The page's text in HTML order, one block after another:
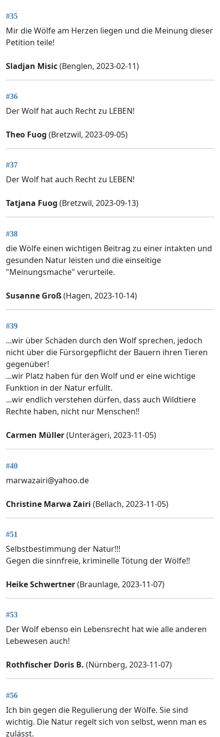
#35
Mir die Wölfe am Herzen liegen und die Meinung dieser
Petition teile!
Sladjan Misic(Benglen, 2023-02-11)
#36
Der Wolf hat auch Recht zu LEBEN!
Theo Fuog (Bretzwil, 2023-09-05)
#37
Der Wolf hat auch Recht zu LEBEN!
Tatjana Fuog (Bretzwil, 2023-09-13)
#38
die Wölfe einen wichtigen Beitrag zu einer intakten und
gesunden Natur leisten und die einseitige
"Meinungsmache" verurteile.
Susanne Groß(Hagen, 2023-10-14)
#39
...wir über Schäden durch den Wolf sprechen, jedoch
nicht über die Fürsorgepflicht der Bauern ihren Tieren
gegenüber!
...wir Platz haben für den Wolf und er eine wichtige
Funktion in der Natur erfüllt.
...wir endlich verstehen dürfen, dass auch Wildtiere
Rechte haben, nicht nur Menschen!!
Carmen Müller(Unterägeri, 2023-11-05)
#40
marwazairi@yahoo.de
Christine Marwa Zairi (Bellach, 2023-11-05)
#51
Selbstbestimmung der Natur!!!
Gegen die sinnfreie, kriminelle Tötung der Wölfe!!
Heike Schwertner(Braunlage, 2023-11-07)
#53
Der Wolf ebenso ein Lebensrecht hat wie alle anderen
Lebewesen auch!
Rothfischer Doris B. (Nürnberg, 2023-11-07)
#56
Ich bin gegen die Regulierung der Wölfe. Sie sind
wichtig. Die Natur regelt sich von selbst, wenn man es
zulässt.